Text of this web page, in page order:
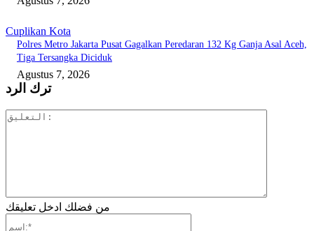
Cuplikan Kota
Polres Metro Jakarta Pusat Gagalkan Peredaran 132 Kg Ganja Asal Aceh,
Tiga Tersangka Diciduk
Agustus 7, 2026
ترك الرد
من فضلك ادخل تعليقك